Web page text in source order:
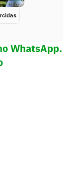
WhatsApp.